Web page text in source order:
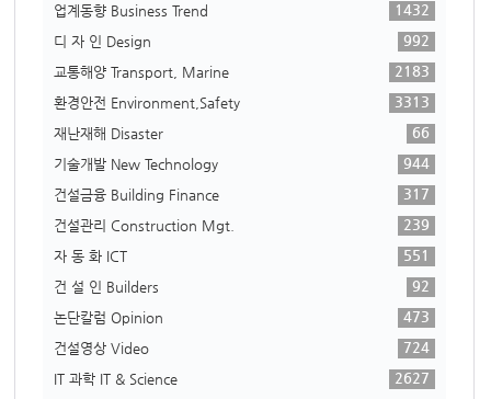
업계동향 Business Trend
1432
디 자 인 Design
992
교통해양 Transport, Marine
2183
환경안전 Environment,Safety
3313
재난재해 Disaster
66
기술개발 New Technology
944
건설금융 Building Finance
317
건설관리 Construction Mgt.
239
자 동 화 ICT
551
건 설 인 Builders
92
논단칼럼 Opinion
473
건설영상 Video
724
IT 과학 IT & Science
2627